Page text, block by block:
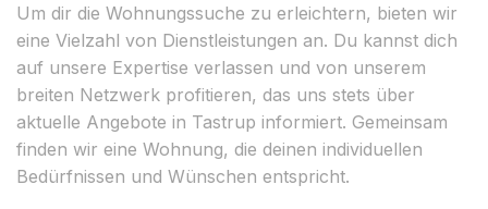
Um dir die Wohnungssuche zu erleichtern, bieten wir
eine Vielzahl von Dienstleistungen an. Du kannst dich
auf unsere Expertise verlassen und von unserem
breiten Netzwerk profitieren, das uns stets über
aktuelle Angebote in Tastrup informiert. Gemeinsam
finden wir eine Wohnung, die deinen individuellen
Bedürfnissen und Wünschen entspricht.